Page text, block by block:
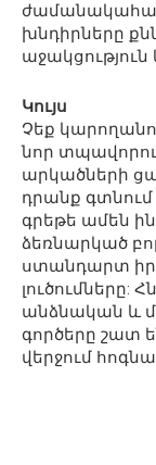
խնդիրները
Կույս
Չեք
նոր
արկածների
դրանք գտնում
գրեթե ամեն
ձեռնարկած
ստանդարտ
լուծումները:
անձնական և
գործերը շատ
վերջում